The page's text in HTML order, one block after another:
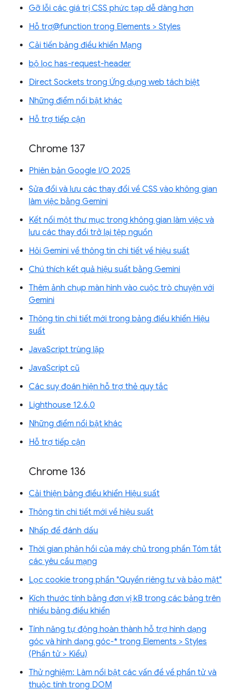
Gỡ lỗi các giá trị CSS phức tạp dễ dàng hơn
Hỗ trợ@function trong Elements > Styles
Cải tiến bảng điều khiển Mạng
bộ lọc has-request-header
Direct Sockets trong Ứng dụng web tách biệt
Những điểm nổi bật khác
Hỗ trợ tiếp cận
Chrome 137
Phiên bản Google I/O 2025
Sửa đổi và lưu các thay đổi về CSS vào không gian
làm việc bằng Gemini
Kết nối một thư mục trong không gian làm việc và
lưu các thay đổi trở lại tệp nguồn
Hỏi Gemini về thông tin chi tiết về hiệu suất
Chú thích kết quả hiệu suất bằng Gemini
Thêm ảnh chụp màn hình vào cuộc trò chuyện với
Gemini
Thông tin chi tiết mới trong bảng điều khiển Hiệu
suất
JavaScript trùng lặp
JavaScript cũ
Các suy đoán hiện hỗ trợ thẻ quy tắc
Lighthouse 12.6.0
Những điểm nổi bật khác
Hỗ trợ tiếp cận
Chrome 136
Cải thiện bảng điều khiển Hiệu suất
Thông tin chi tiết mới về hiệu suất
Nhấp để đánh dấu
Thời gian phản hồi của máy chủ trong phần Tóm tắt
các yêu cầu mạng
Lọc cookie trong phần "Quyền riêng tư và bảo mật"
Kích thước tính bằng đơn vị kB trong các bảng trên
nhiều bảng điều khiển
Tính năng tự động hoàn thành hỗ trợ hình dạng
góc và hình dạng góc-* trong Elements > Styles
(Phần tử > Kiểu)
Thử nghiệm: Làm nổi bật các vấn đề về phần tử và
thuộc tính trong DOM